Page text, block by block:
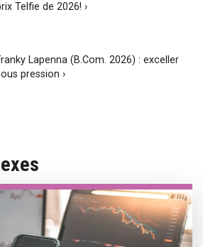
Telfie de 2026! ›
Lapenna (B.Com. 2026) : exceller
pression ›